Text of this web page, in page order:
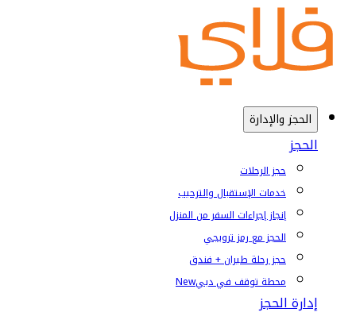
الحجز والإدارة
الحجز
حجز الرحلات
خدمات الإستقبال والترحيب
إنجاز إجراءات السفر من المنزل
الحجز مع رمز ترويجي
حجز رحلة طيران + فندق
محطة توقف في دبيNew
إدارة الحجز